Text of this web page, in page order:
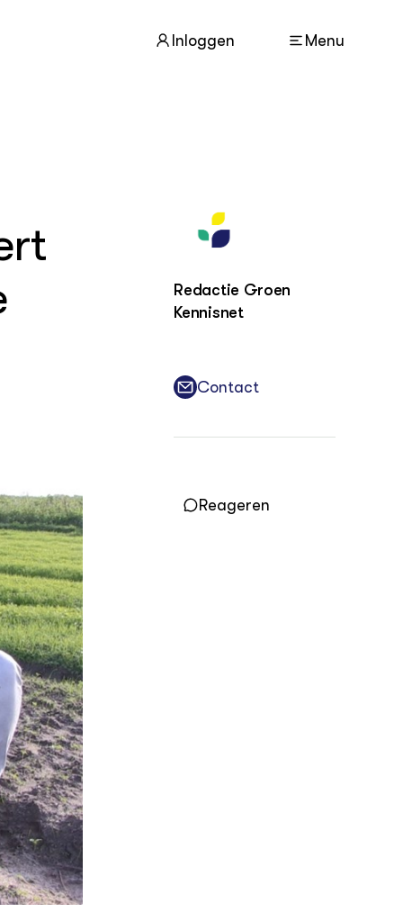
Inloggen Menu
Columns & Blogs
GROEN KENNISNET
Over ons
Contact
ENGLISH
Search the Knowledge base
Redactie Groen
Kennisnet
Contact
Reageren